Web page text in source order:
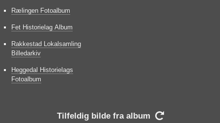
Rælingen Fotoalbum
Fet Historielag Album
Rakkestad Lokalsamling
Billedarkiv
Heggedal Historielags
Fotoalbum
Tilfeldig bilde fra album 